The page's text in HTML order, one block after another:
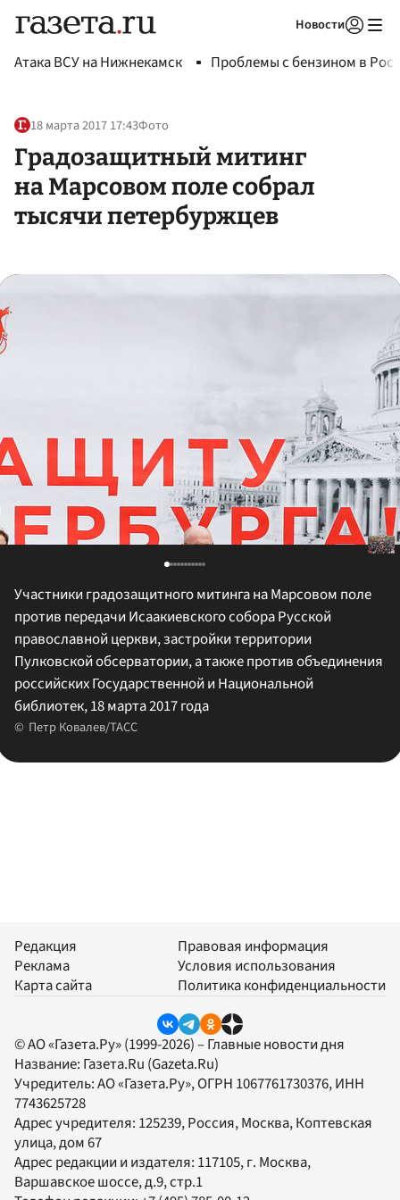
Новости
Атака ВСУ на Нижнекамск Проблемы с бензином в
18 марта 2017 17:43Фото
Градозащитный митинг
на Марсовом поле собрал
тысячи петербуржцев
Участники градозащитного митинга на Марсовом поле
против передачи Исаакиевского собора Русской
православной церкви, застройки территории
Пулковской обсерватории, а также против объединения
российских Государственной и Национальной
библиотек, 18 марта 2017 года
Петр Ковалев/ТАСС
Редакция
Реклама
Карта сайта
Правовая информация
Условия использования
Политика конфиденциальности
© АО «Газета.Ру» (1999-2026) – Главные новости дня
Название: Газета.Ru (Gazeta.Ru)
Учредитель:АО «Газета.Ру», ОГРН 1067761730376, ИНН
7743625728
Адрес учредителя: 125239, Россия, Москва, Коптевская
улица, дом 67
Адрес редакции и издателя: 117105, г. Москва,
Варшавское шоссе, д.9, стр.1